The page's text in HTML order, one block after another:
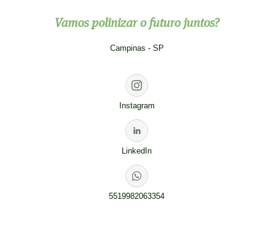
Vamos polinizar o futuro juntos?
Campinas - SP
Instagram
LinkedIn
5519982063354